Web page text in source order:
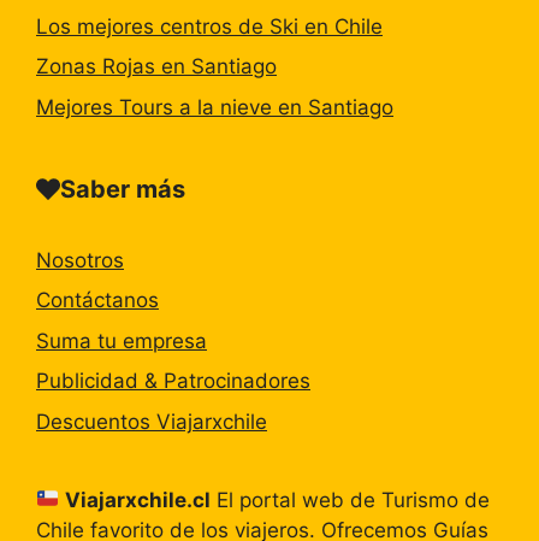
Los mejores centros de Ski en Chile
Zonas Rojas en Santiago
Mejores Tours a la nieve en Santiago
Saber más
Nosotros
Contáctanos
Suma tu empresa
Publicidad & Patrocinadores
Descuentos Viajarxchile
Viajarxchile.cl El portal web de Turismo de
Chile favorito de los viajeros. Ofrecemos Guías